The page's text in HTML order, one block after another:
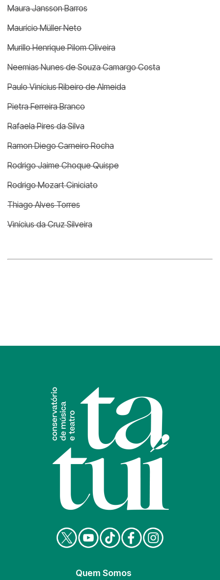
Maura Jansson Barros
Maurício Müller Neto
Murillo Henrique Pilom Oliveira
Neemias Nunes de Souza Camargo Costa
Paulo Vinícius Ribeiro de Almeida
Pietra Ferreira Branco
Rafaela Pires da Silva
Ramon Diego Carneiro Rocha
Rodrigo Jaime Choque Quispe
Rodrigo Mozart Ciniciato
Thiago Alves Torres
Vinícius da Cruz Silveira
Quem Somos